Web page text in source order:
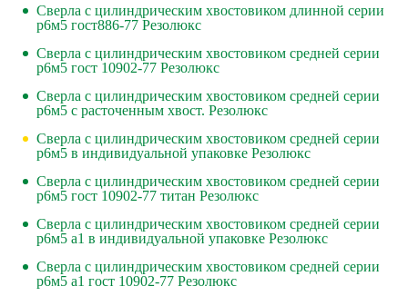
Сверла с цилиндрическим хвостовиком длинной серии
р6м5 гост886-77 Резолюкс
Сверла с цилиндрическим хвостовиком средней серии
р6м5 гост 10902-77 Резолюкс
Сверла с цилиндрическим хвостовиком средней серии
р6м5 с расточенным хвост. Резолюкс
Сверла с цилиндрическим хвостовиком средней серии
р6м5 в индивидуальной упаковке Резолюкс
Сверла с цилиндрическим хвостовиком средней серии
р6м5 гост 10902-77 титан Резолюкс
Сверла с цилиндрическим хвостовиком средней серии
р6м5 а1 в индивидуальной упаковке Резолюкс
Сверла с цилиндрическим хвостовиком средней серии
р6м5 а1 гост 10902-77 Резолюкс